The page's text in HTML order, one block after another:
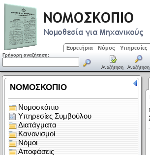
Ευρετήρια Νόμος Υπηρεσίες
Γρήγορη αναζήτηση:
Αναζήτηση Αναζήτηση